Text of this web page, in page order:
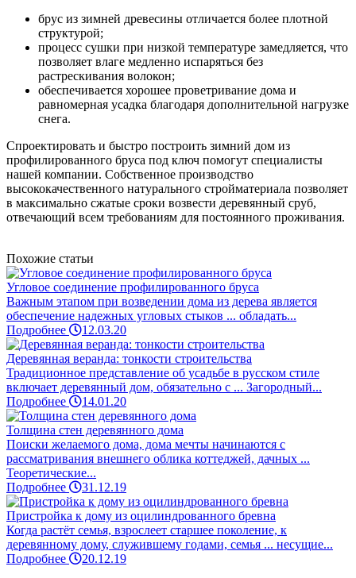
брус из зимней древесины отличается более плотной
структурой;
процесс сушки при низкой температуре замедляется, что
позволяет влаге медленно испаряться без
растрескивания волокон;
обеспечивается хорошее проветривание дома и
равномерная усадка благодаря дополнительной нагрузке
снега.
Спроектировать и быстро построить зимний дом из
профилированного бруса под ключ помогут специалисты
нашей компании. Собственное производство
высококачественного натурального стройматериала позволяет
в максимально сжатые сроки возвести деревянный сруб,
отвечающий всем требованиям для постоянного проживания.
Похожие статьи
Угловое соединение профилированного бруса
Важным этапом при возведении дома из дерева является
обеспечение надежных угловых стыков ... обладать...
Подробнее
12.03.20
Деревянная веранда: тонкости строительства
Традиционное представление об усадьбе в русском стиле
включает деревянный дом, обязательно с ... Загородный...
Подробнее
14.01.20
Толщина стен деревянного дома
Поиски желаемого дома, дома мечты начинаются с
рассматривания внешнего облика коттеджей, дачных ...
Теоретические...
Подробнее
31.12.19
Пристройка к дому из оцилиндрованного бревна
Когда растёт семья, взрослеет старшее поколение, к
деревянному дому, служившему годами, семья ... несущие...
Подробнее
20.12.19